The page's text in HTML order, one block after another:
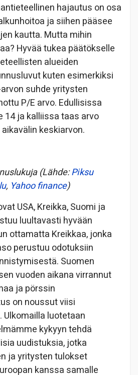
hajautus on osa
ja siihen pääsee
kautta. Mutta mihin
Hyvää tukea päätökselle
alueiden
kuten esimerkiksi
suhde yritysten
P/E arvo. Edullisissa
14 ja kalliissa taas arvo
keskiarvon.
(Lähde:Piksu
, Yahoo finance)
USA, Kreikka, Suomi ja
luultavasti hyvään
ottamatta Kreikkaa, jonka
perustuu odotuksiin
Suomen
vuoden aikana virrannut
ja pörssin
on noussut viisi
luotetaan
kykyyn tehdä
uudistuksia, jotka
ja yritysten tulokset
kanssa samalle